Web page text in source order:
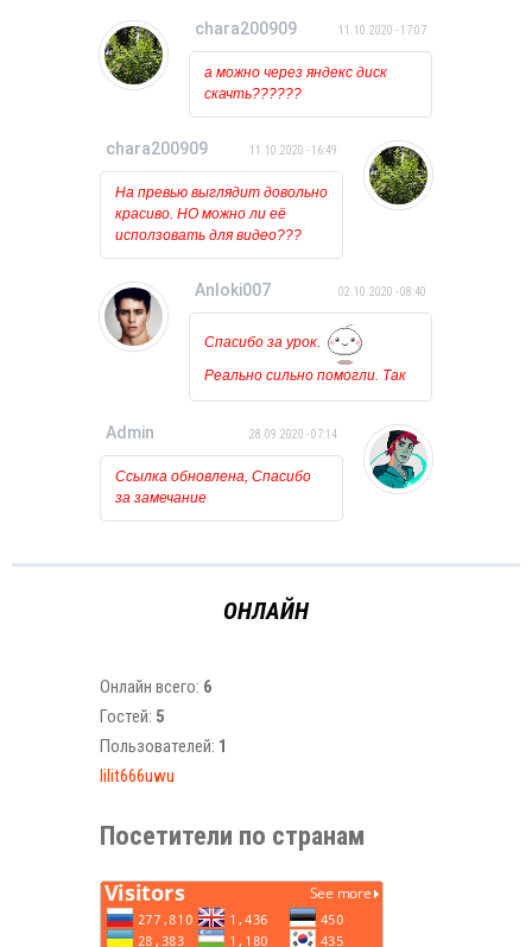
то ничего вообще не
происходит, лишь на курсоре
какое то время мигает
загрузка. Может у кого
нибудь была такая проблема?
chara200909 11.10.2020 - 17:07
а можно через яндекс диск
скачть??????
chara200909 11.10.2020 - 16:49
На превью выглядит довольно
красиво. НО можно ли её
исползовать для видео???
Anloki007 02.10.2020 - 08:40
Спасибо за урок.
Реально сильно помогли. Так
Admin 28.09.2020 - 07:14
Ссылка обновлена, Спасибо
за замечание
ОНЛАЙН
Онлайн всего: 6
Гостей: 5
Пользователей: 1
lilit666uwu
Посетители по странам